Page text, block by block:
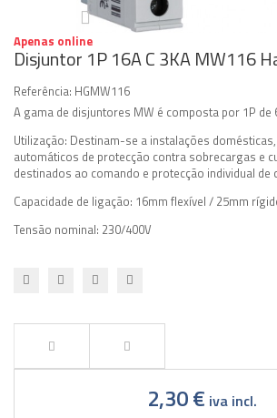
Apenas online
Disjuntor 1P 16A C 3KA MW116
Referência: HGMW116
A gama de disjuntores MW é composta por 1P de
Utilização: Destinam-se a instalações
automáticos de protecção contra sobrecargas e
destinados ao comando e protecção individual de
Capacidade de ligação: 16mm flexível / 25mm
Tensão nominal: 230/400V
2,30 € iva incl.